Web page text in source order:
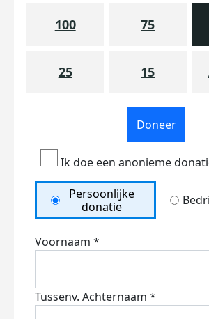
100 75
25 15
Doneer
Ik doe een anonieme
Persoonlijke
donatie
Voornaam *
Tussenv. Achternaam *